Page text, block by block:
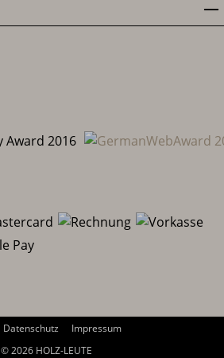
Datenschutz
Impressum
© 2026 HOLZ-LEUTE